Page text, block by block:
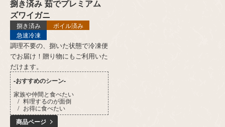
捌き済み 茹でプレミアム
ズワイガニ
捌き済み
ボイル済み
急速冷凍
調理不要の、捌いた状態で冷凍便
でお届け！贈り物にもご利用いた
だけます。
-おすすめのシーン-
家族や仲間と食べたい
料理するのが面倒
お得に食べたい
商品ページ